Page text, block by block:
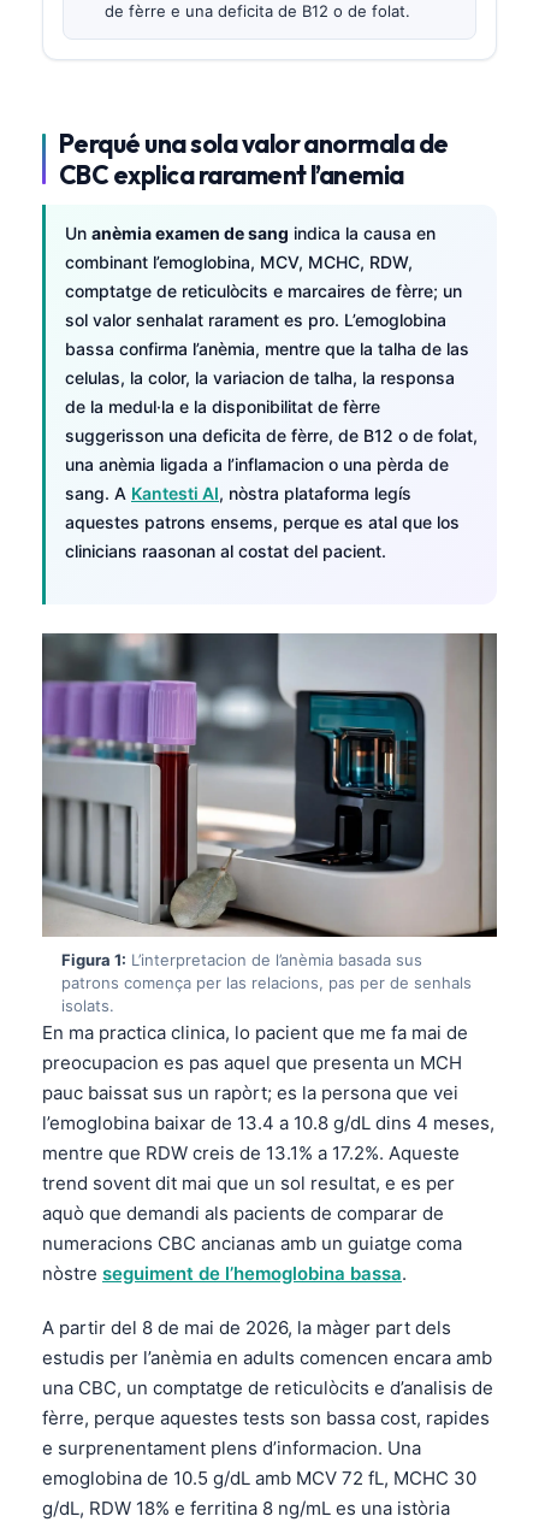
de fèrre e una deficita de B12 o de folat.
Perqué una sola valor anormala de
CBC explica rarament l’anemia
Un anèmia examen de sang indica la causa en
combinant l’emoglobina, MCV, MCHC, RDW,
comptatge de reticulòcits e marcaires de fèrre; un
sol valor senhalat rarament es pro. L’emoglobina
bassa confirma l’anèmia, mentre que la talha de las
celulas, la color, la variacion de talha, la responsa
de la medul·la e la disponibilitat de fèrre
suggerisson una deficita de fèrre, de B12 o de folat,
una anèmia ligada a l’inflamacion o una pèrda de
sang. A Kantesti AI, nòstra plataforma legís
aquestes patrons ensems, perque es atal que los
clinicians raasonan al costat del pacient.
Figura 1: L’interpretacion de l’anèmia basada sus
patrons comença per las relacions, pas per de senhals
isolats.
En ma practica clinica, lo pacient que me fa mai de
preocupacion es pas aquel que presenta un MCH
pauc baissat sus un rapòrt; es la persona que vei
l’emoglobina baixar de 13.4 a 10.8 g/dL dins 4 meses,
mentre que RDW creis de 13.1% a 17.2%. Aqueste
trend sovent dit mai que un sol resultat, e es per
aquò que demandi als pacients de comparar de
numeracions CBC ancianas amb un guiatge coma
nòstre seguiment de l’hemoglobina bassa.
A partir del 8 de mai de 2026, la màger part dels
estudis per l’anèmia en adults comencen encara amb
una CBC, un comptatge de reticulòcits e d’analisis de
fèrre, perque aquestes tests son bassa cost, rapides
e surprenentament plens d’informacion. Una
emoglobina de 10.5 g/dL amb MCV 72 fL, MCHC 30
g/dL, RDW 18% e ferritina 8 ng/mL es una istòria